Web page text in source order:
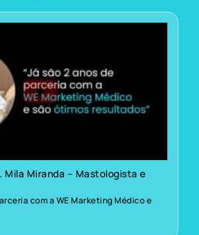
Mila Miranda – Mastologista e
com a WE Marketing Médico e